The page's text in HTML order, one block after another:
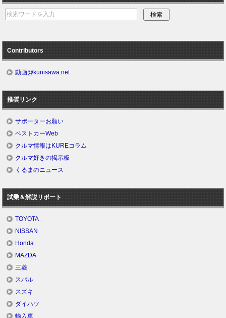
Contributors
動画@kunisawa.net
推奨リンク
サポーターお願い
ベストカーWeb
クルマ情報はKUREコラム
クルマ好きの掲示板
くるまのニュース
試乗＆解説リポート
TOYOTA
NISSAN
Honda
MAZDA
三菱
スバル
スズキ
ダイハツ
輸入車